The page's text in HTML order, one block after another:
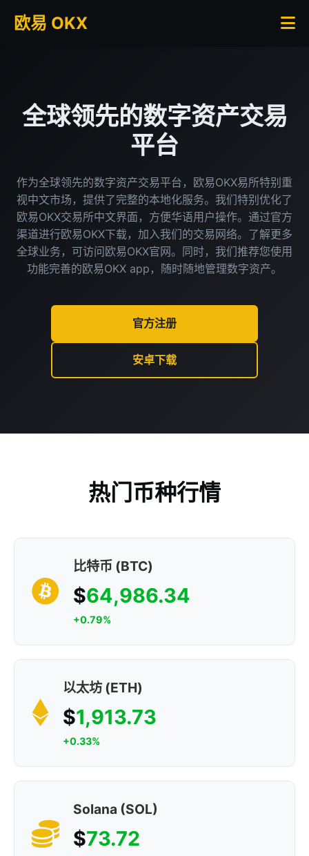
欧易 OKX
全球领先的数字资产交易
平台
作为全球领先的数字资产交易平台，欧易OKX易所特别重
视中文市场，提供了完整的本地化服务。我们特别优化了
欧易OKX交易所中文界面，方便华语用户操作。通过官方
渠道进行欧易OKX下载，加入我们的交易网络。了解更多
全球业务，可访问欧易OKX官网。同时，我们推荐您使用
功能完善的欧易OKX app，随时随地管理数字资产。
官方注册
安卓下载
热门币种行情
比特币 (BTC)
$64,986.34
+0.79%
以太坊 (ETH)
$1,913.73
+0.33%
Solana (SOL)
$73.72